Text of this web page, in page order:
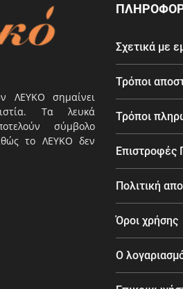
ΛΕΥΚΟ σημαίνει
Τα λευκά
σύμβολο
το ΛΕΥΚΟ δεν
Σχετικά με
Τρόποι
Τρόποι
Επιστροφές
Πολιτική
Όροι χρήσης
Ο